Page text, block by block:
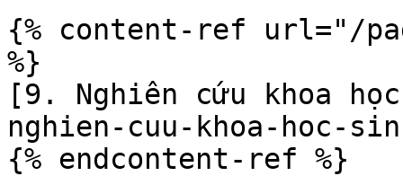
{% content-ref url="/
%}
[9. Nghiên cứu khoa
nghien-cuu-khoa-hoc-
{% endcontent-ref %}